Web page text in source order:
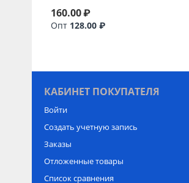
160.00₽
Опт 128.00 ₽
КАБИНЕТ ПОКУПАТЕЛЯ
Войти
Создать учетную запись
Заказы
Отложенные товары
Список сравнения